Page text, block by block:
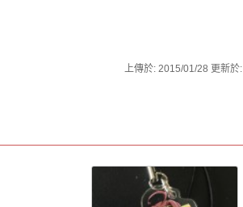
上傳於: 2015/01/28 更新於: